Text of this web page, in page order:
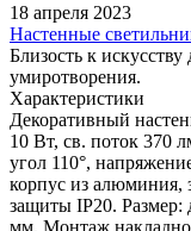
18 апреля 2023
Настенные
Близость к
умиротворения.
Характеристики
Декоративный
10 Вт, св. поток 370
угол 110°,
корпус из алюминия,
защиты IP20.
мм. Монтаж